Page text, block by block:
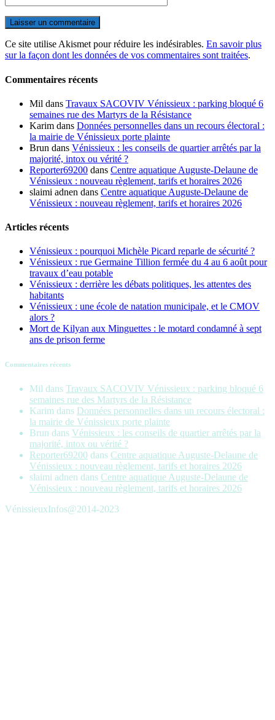
Ce site utilise Akismet pour réduire les indésirables. En savoir plus
sur la façon dont les données de vos commentaires sont traitées.
Commentaires récents
Mil dans Travaux SACOVIV Vénissieux : parking bloqué 6
semaines rue des Martyrs de la Résistance
Karim dans Données personnelles dans un recours électoral :
la mairie de Vénissieux porte plainte
Brun dans Vénissieux : les conseils de quartier arrêtés par la
majorité, intox ou vérité ?
Reporter69200 dans Centre aquatique Auguste-Delaune de
Vénissieux : nouveau règlement, tarifs et horaires 2026
slaimi adnen dans Centre aquatique Auguste-Delaune de
Vénissieux : nouveau règlement, tarifs et horaires 2026
Articles récents
Vénissieux : pourquoi Michèle Picard reparle de sécurité ?
Vénissieux : rue Germaine Tillion fermée du 4 au 6 août pour
travaux d’eau potable
Vénissieux : derrière les débats politiques, les attentes des
habitants
Vénissieux : une école de natation municipale, et le CMOV
alors ?
Mort de Kilyan aux Minguettes : le motard condamné à sept
ans de prison ferme
Commentaires récents
Mil dans Travaux SACOVIV Vénissieux : parking bloqué 6
semaines rue des Martyrs de la Résistance
Karim dans Données personnelles dans un recours électoral :
la mairie de Vénissieux porte plainte
Brun dans Vénissieux : les conseils de quartier arrêtés par la
majorité, intox ou vérité ?
Reporter69200 dans Centre aquatique Auguste-Delaune de
Vénissieux : nouveau règlement, tarifs et horaires 2026
slaimi adnen dans Centre aquatique Auguste-Delaune de
Vénissieux : nouveau règlement, tarifs et horaires 2026
VénissieuxInfos@2014-2023